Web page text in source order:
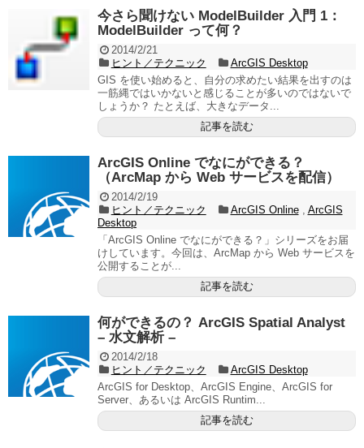
今さら聞けない ModelBuilder 入門 1：
ModelBuilder って何？
2014/2/21
ヒント／テクニック
ArcGIS Desktop
GIS を使い始めると、自分の求めたい結果を出すのは
一筋縄ではいかないと感じることが多いのではないで
しょうか？ たとえば、大きなデータ...
記事を読む
ArcGIS Online でなにができる？
（ArcMap から Web サービスを配信）
2014/2/19
ヒント／テクニック
ArcGIS Online, ArcGIS
Desktop
「ArcGIS Online でなにができる？」シリーズをお届
けしています。今回は、ArcMap から Web サービスを
公開することが...
記事を読む
何ができるの？ ArcGIS Spatial Analyst
– 水文解析 –
2014/2/18
ヒント／テクニック
ArcGIS Desktop
ArcGIS for Desktop、ArcGIS Engine、ArcGIS for
Server、あるいは ArcGIS Runtim...
記事を読む